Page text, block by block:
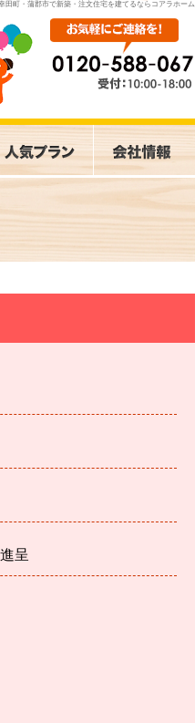
田町・蒲郡市で新築・注文住宅を建てるならコアラホーム
呈